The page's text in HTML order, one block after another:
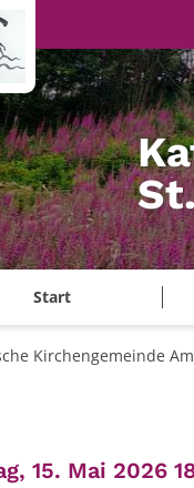
Start
Kirchengemeinde
15. Mai 2026